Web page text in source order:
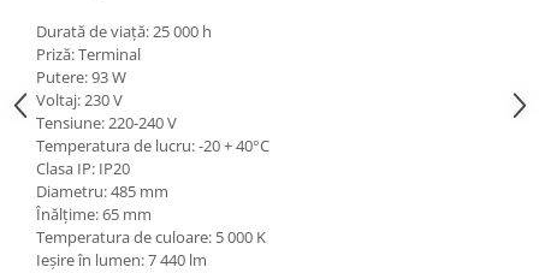
Durată de viaţă: 25 000 h
Priză: Terminal
Putere: 93 W
Voltaj: 230 V
Tensiune: 220-240 V
Temperatura de lucru: -20 + 40°C
Clasa IP: IP20
Diametru: 485 mm
Înălţime: 65 mm
Temperatura de culoare: 5 000 K
Ieșire în lumen: 7 440 lm